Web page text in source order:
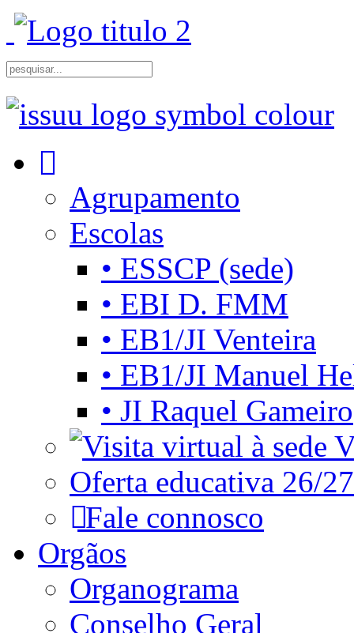
Agrupamento
Escolas
• ESSCP (sede)
• EBI D. FMM
• EB1/JI Venteira
• EB1/JI Manuel
• JI Raquel Gameiro
Oferta educativa 26/27
Fale connosco
Orgãos
Organograma
Conselho Geral